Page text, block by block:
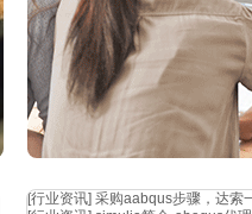
[行业资讯] 采购aabqus步骤，达索